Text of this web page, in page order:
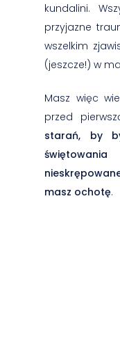
kundalini.
przyjazne
wszelkim
(jeszcze!) w
Masz więc
przed
starań, by
masz ochotę.